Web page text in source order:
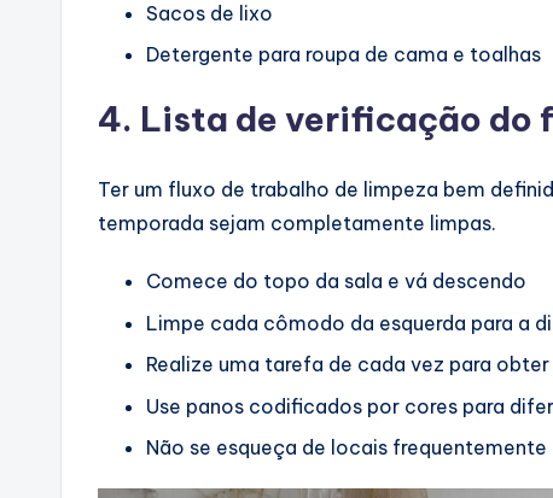
Sacos de lixo
Detergente para roupa de cama e toalhas
4. Lista de verificação do
Ter um fluxo de trabalho de limpeza bem
temporada sejam completamente limpas.
Comece do topo da sala e vá descendo
Limpe cada cômodo da esquerda para a
Realize uma tarefa de cada vez para
Use panos codificados por cores para
Não se esqueça de locais